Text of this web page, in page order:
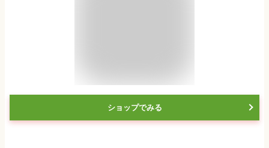
ショップでみる